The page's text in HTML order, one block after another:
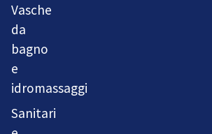
Vasche
da
bagno
e
idromassaggi
Sanitari